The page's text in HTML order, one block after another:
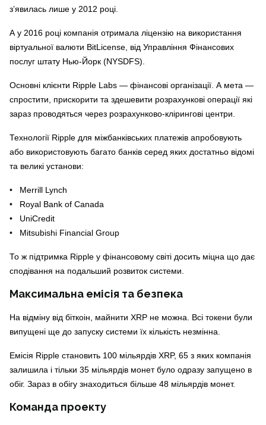
з’явилась лише у 2012 році.
А у 2016 році компанія отримала ліцензію на використання
віртуальної валюти BitLicense, від Управління Фінансових
послуг штату Нью-Йорк (NYSDFS).
Основні клієнти Ripple Labs — фінансові організації. А мета —
спростити, прискорити та здешевити розрахункові операції які
зараз проводяться через розрахунково-клірингові центри.
Технології Ripple для міжбанківських платежів апробовують
або використовують багато банків серед яких достатньо відомі
та великі установи:
Merrill Lynch
Royal Bank of Canada
UniCredit
Mitsubishi Financial Group
То ж підтримка Ripple у фінансовому світі досить міцна що дає
сподівання на подальший розвиток системи.
Максимальна емісія та безпека
На відміну від біткоін, майнити XRP не можна. Всі токени були
випущені ще до запуску системи їх кількість незмінна.
Емісія Ripple становить 100 мільярдів XRP, 65 з яких компанія
залишила і тільки 35 мільярдів монет було одразу запущено в
обіг. Зараз в обігу знаходиться більше 48 мільярдів монет.
Команда проекту